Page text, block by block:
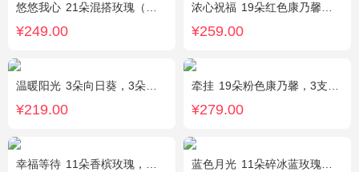
悠悠我心 21朵混搭玫瑰（粉玫瑰+紫玫瑰），绿叶搭配
¥249.00
浓心祝福 19朵红色康乃馨，2支多头粉百合，绿叶搭配
¥259.00
温暖阳光 3朵向日葵，3朵香槟玫瑰，1枝多头白百合，配花、配草搭配
¥219.00
牵挂 19朵粉色康乃馨，3支多头粉百合，黄莺搭配
¥279.00
幸福等待 11朵香槟玫瑰，桔梗、满天星、绿叶搭配 蓝色月光 11朵碎冰蓝玫瑰，满天星搭配